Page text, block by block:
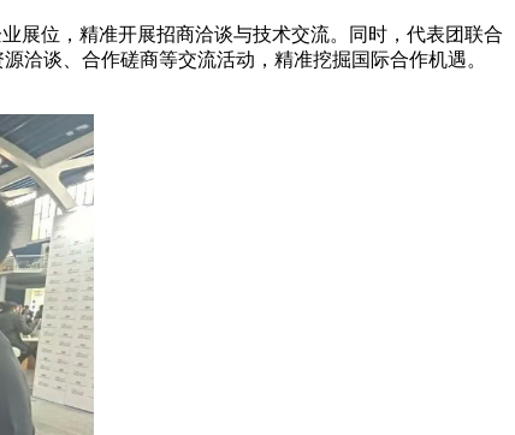
展位，精准开展招商洽谈与技术交流。同时，代表团联合
洽谈、合作磋商等交流活动，精准挖掘国际合作机遇。